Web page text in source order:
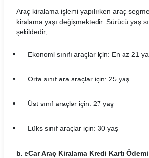
Contact Araç Kiralama Koşulları
Dailydrive Araç Kiralama Koşulları
Damacar Araç Kiralama Koşulları
Dejavu Araç Kiralama Koşulları
Araç kiralama işlemi yapılırken araç
kiralama yaşı değişmektedir. Sürücü yaş
şekildedir;
Ekonomi sınıfı araçlar için: En az 21
Orta sınıf ara araçlar için: 25 yaş
Üst sınıf araçlar için: 27 yaş
Lüks sınıf araçlar için: 30 yaş
b. eCar Araç Kiralama Kredi Kartı